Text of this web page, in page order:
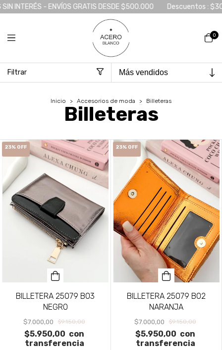
INTERÉS - ENVÍOS GRATIS DESDE $500.000 Descuentos :
0
Filtrar
Inicio > Accesorios de moda > Billeteras
Billeteras
23% OFF
BILLETERA 25079 B03
NEGRO
$7.000,00 $9.150,00
$5.950,00 con
transferencia
23% OFF
BILLETERA 25079 B02
NARANJA
$7.000,00 $9.150,00
$5.950,00 con
transferencia